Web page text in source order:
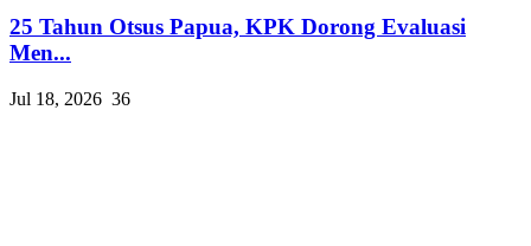
25 Tahun Otsus Papua, KPK Dorong Evaluasi
Men...
Jul 18, 2026 36